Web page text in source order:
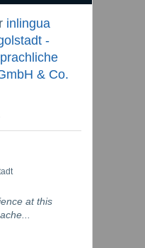
inlingua
-
& Co.
at this